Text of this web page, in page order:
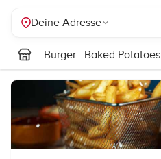
Deine Adresse
Burger Baked Potatoes